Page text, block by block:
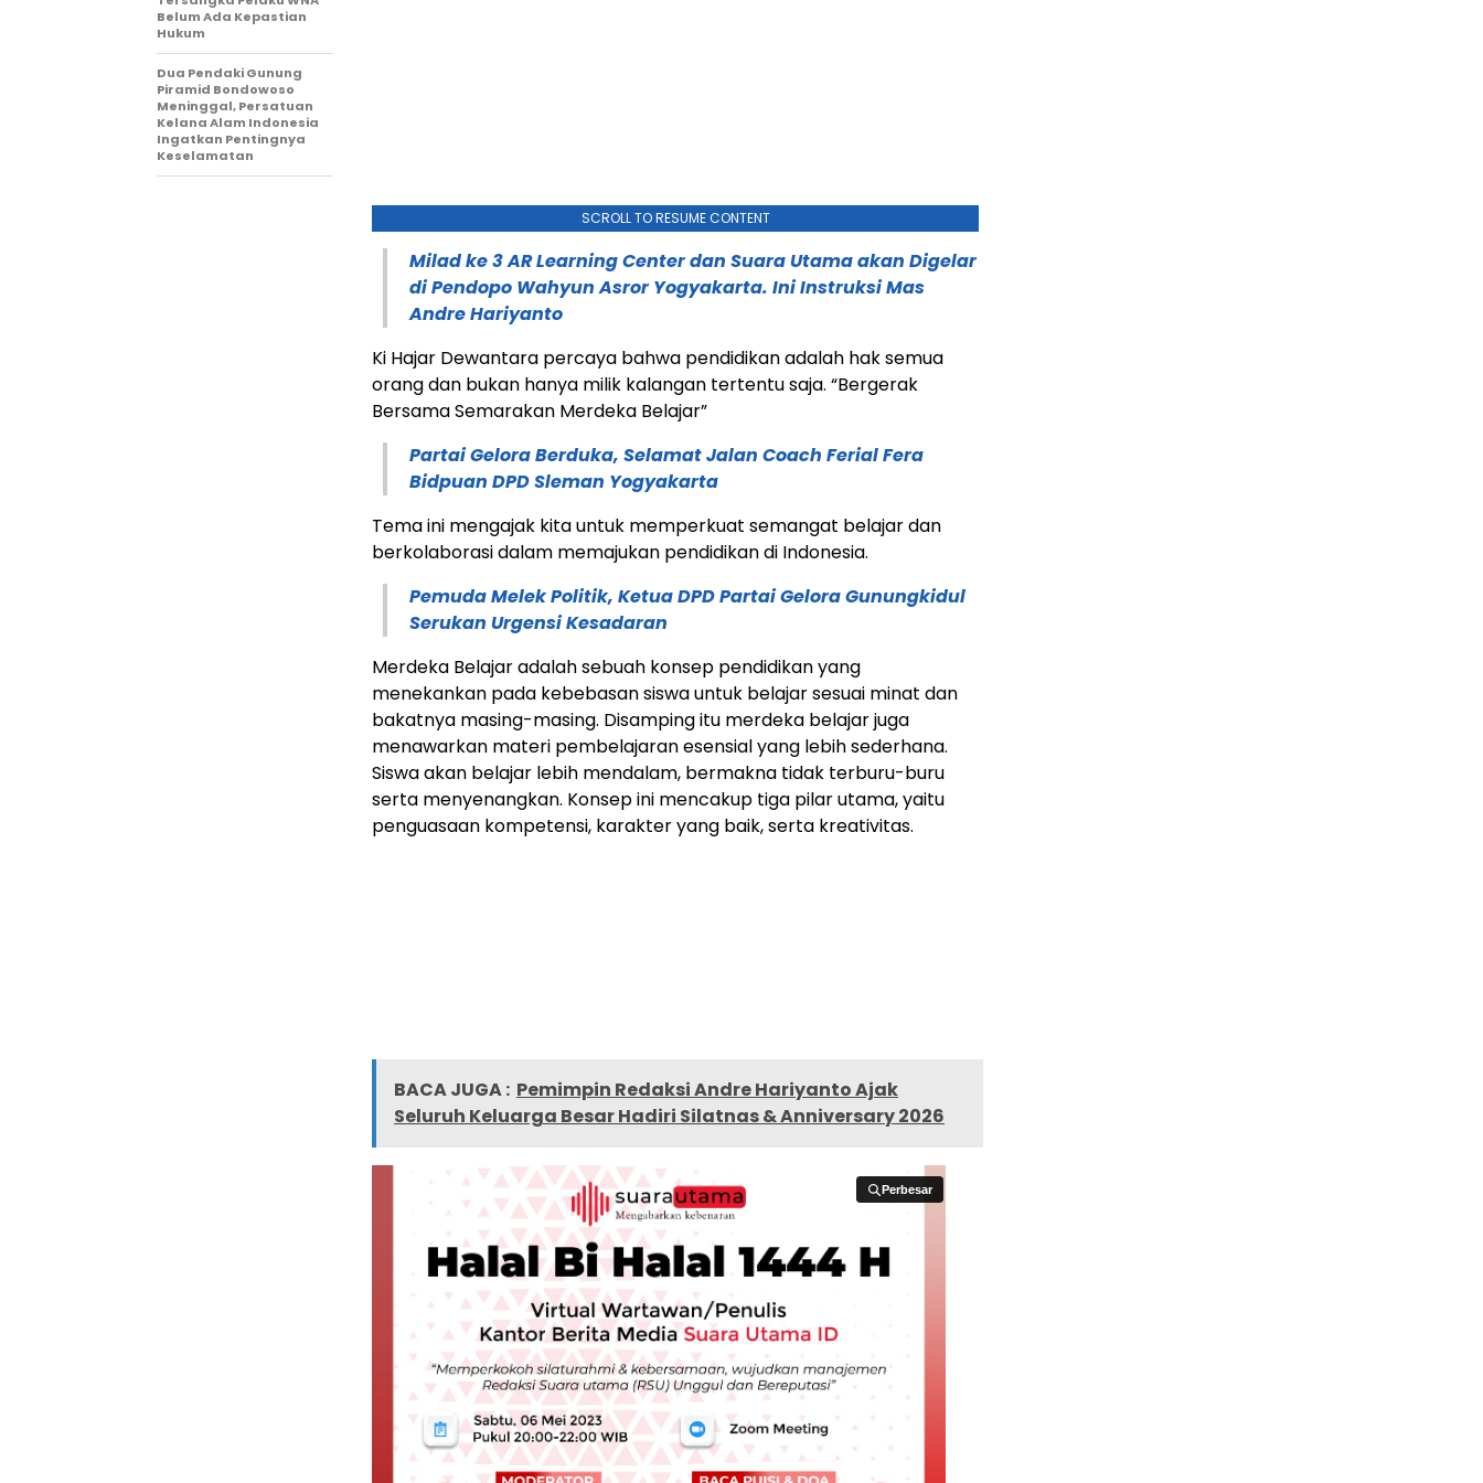
SCROLL TO RESUME CONTENT
Milad ke 3 AR Learning Center dan Suara Utama akan Digelar
di Pendopo Wahyun Asror Yogyakarta. Ini Instruksi Mas
Andre Hariyanto
Ki Hajar Dewantara percaya bahwa pendidikan adalah hak semua
orang dan bukan hanya milik kalangan tertentu saja. “Bergerak
Bersama Semarakan Merdeka Belajar”
Partai Gelora Berduka, Selamat Jalan Coach Ferial Fera
Bidpuan DPD Sleman Yogyakarta
Tema ini mengajak kita untuk memperkuat semangat belajar dan
berkolaborasi dalam memajukan pendidikan di Indonesia.
Pemuda Melek Politik, Ketua DPD Partai Gelora Gunungkidul
Serukan Urgensi Kesadaran
Merdeka Belajar adalah sebuah konsep pendidikan yang
menekankan pada kebebasan siswa untuk belajar sesuai minat dan
bakatnya masing-masing. Disamping itu merdeka belajar juga
menawarkan materi pembelajaran esensial yang lebih sederhana.
Siswa akan belajar lebih mendalam, bermakna tidak terburu-buru
serta menyenangkan. Konsep ini mencakup tiga pilar utama, yaitu
penguasaan kompetensi, karakter yang baik, serta kreativitas.
BACA JUGA : Pemimpin Redaksi Andre Hariyanto Ajak
Seluruh Keluarga Besar Hadiri Silatnas & Anniversary 2026
Perbesar
Perbesar
Belum Ada Kepastian
Hukum
Dua Pendaki Gunung
Piramid Bondowoso
Meninggal, Persatuan
Kelana Alam Indonesia
Ingatkan Pentingnya
Keselamatan